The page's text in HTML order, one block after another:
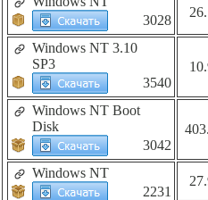
3028
Windows NT 3.10
SP3
3540
Windows NT Boot
Disk
3042
Windows NT
2231